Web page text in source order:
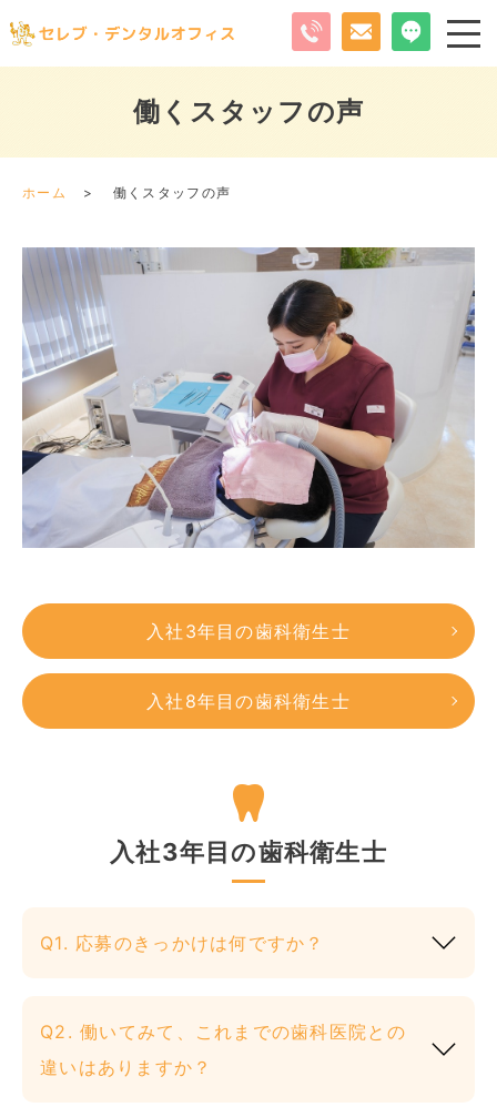
働くスタッフの声
ホーム 働くスタッフの声
入社3年目の歯科衛生士
入社8年目の歯科衛生士
入社3年目の歯科衛生士
Q1. 応募のきっかけは何ですか？
Q2. 働いてみて、これまでの歯科医院との
違いはありますか？